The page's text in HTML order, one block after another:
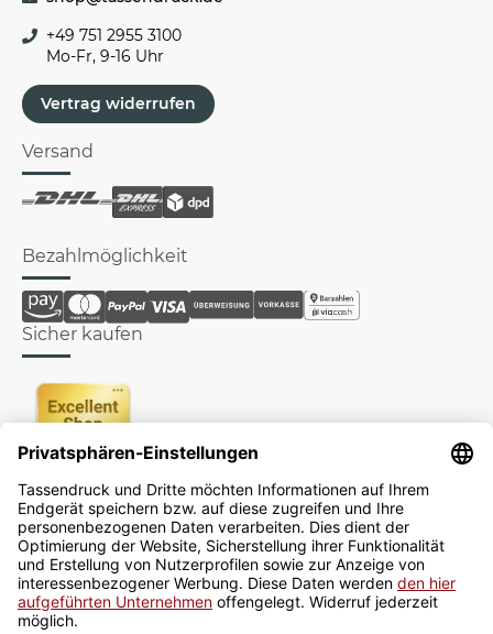
+49 751 2955 3100
Mo-Fr, 9-16 Uhr
Vertrag widerrufen
Versand
Bezahlmöglichkeit
Sicher kaufen
Newsletter